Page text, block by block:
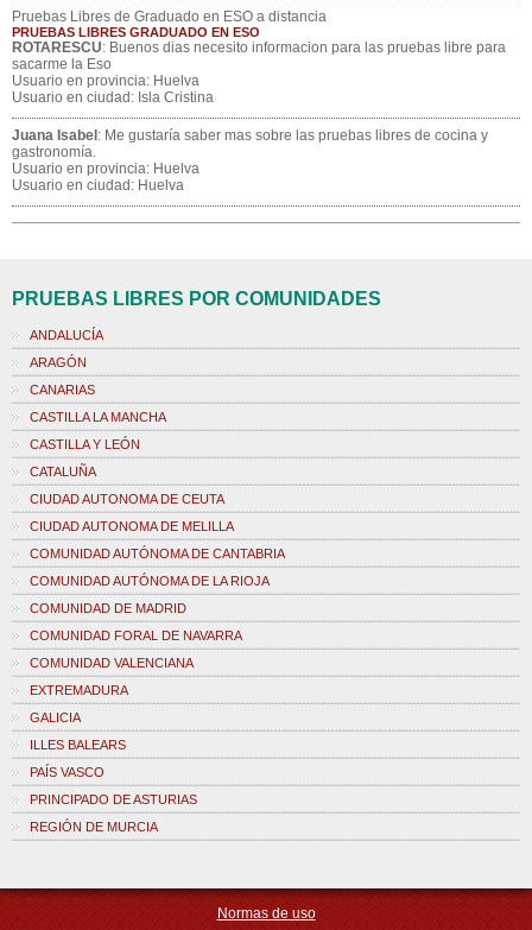
Pruebas Libres de Graduado en ESO a distancia
PRUEBAS LIBRES GRADUADO EN ESO
ROTARESCU: Buenos dias necesito informacion para las pruebas libre para
sacarme la Eso
Usuario en provincia: Huelva
Usuario en ciudad: Isla Cristina
Juana Isabel : Me gustaría saber mas sobre las pruebas libres de cocina y
gastronomía.
Usuario en provincia: Huelva
Usuario en ciudad: Huelva
PRUEBAS LIBRES POR COMUNIDADES
ANDALUCÍA
ARAGÓN
CANARIAS
CASTILLA LA MANCHA
CASTILLA Y LEÓN
CATALUÑA
CIUDAD AUTONOMA DE CEUTA
CIUDAD AUTONOMA DE MELILLA
COMUNIDAD AUTÓNOMA DE CANTABRIA
COMUNIDAD AUTÓNOMA DE LA RIOJA
COMUNIDAD DE MADRID
COMUNIDAD FORAL DE NAVARRA
COMUNIDAD VALENCIANA
EXTREMADURA
GALICIA
ILLES BALEARS
PAÍS VASCO
PRINCIPADO DE ASTURIAS
REGIÓN DE MURCIA
Normas de uso